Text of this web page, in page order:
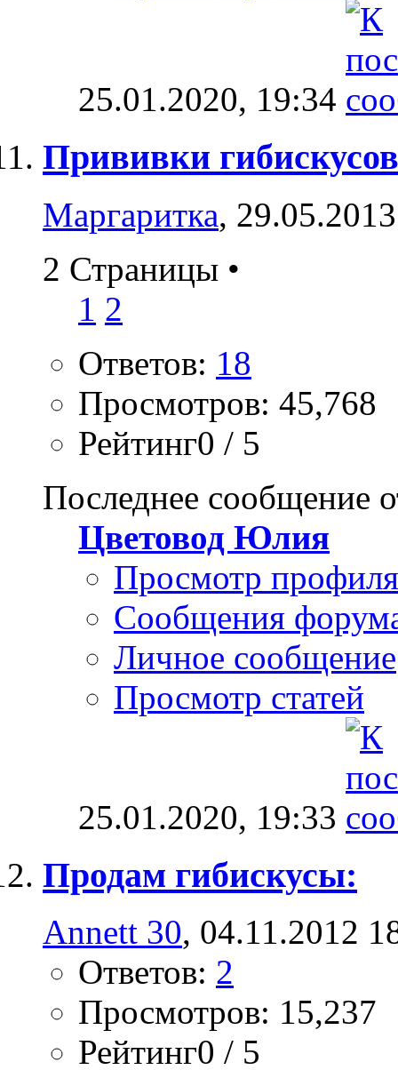
25.01.2020, 19:34
Прививки гибискусов
Маргаритка,
2 Страницы •
1 2
Ответов: 18
Просмотров: 45,768
Рейтинг0 / 5
Последнее сообщение
Цветовод Юлия
Просмотр профиля
Сообщения
Личное сообщение
Просмотр статей
25.01.2020, 19:33
Продам гибискусы:
Annett 30, 04.11.2012
Ответов: 2
Просмотров: 15,237
Рейтинг0 / 5